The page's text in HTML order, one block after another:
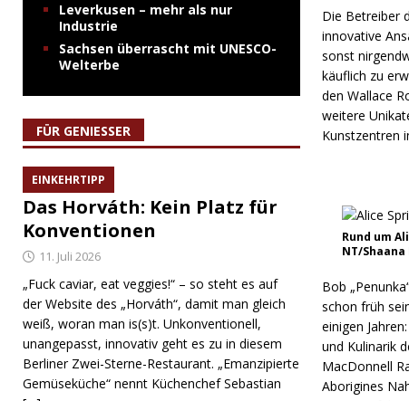
Die Betreiber
innovative
sonst
käuflich zu
den Wallace
weitere
Kunstzentren
Rund um
NT/
Bob
schon früh
einigen
und Kulinarik
MacDonnell
Aborigines
Leverkusen – mehr als nur
Industrie
Sachsen überrascht mit UNESCO-
Welterbe
FÜR GENIESSER
EINKEHRTIPP
Das Horváth: Kein Platz für
Konventionen
11. Juli 2026
„Fuck caviar, eat veggies!“ – so steht es auf
der Website des „Horváth“, damit man gleich
weiß, woran man is(s)t. Unkonventionell,
unangepasst, innovativ geht es zu in diesem
Berliner Zwei-Sterne-Restaurant. „Emanzipierte
Gemüseküche“ nennt Küchenchef Sebastian